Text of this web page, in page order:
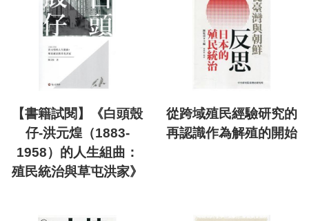
【書籍試閱】《白頭殼
仔-洪元煌（1883-
1958）的人生組曲：
殖民統治與草屯洪家》
從跨域殖民經驗研究的
再認識作為解殖的開始